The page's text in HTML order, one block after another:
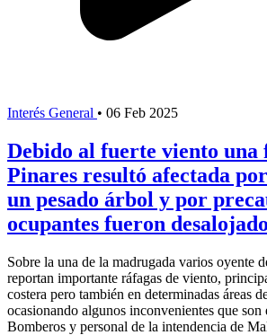
Interés General • 06 Feb 2025
Debido al fuerte viento una
Pinares resultó afectada
un pesado árbol y por
ocupantes fueron
Sobre la una de la madrugada varios oyente
reportan importante ráfagas de viento,
costera pero también en determinadas áreas
ocasionando algunos inconvenientes que son
Bomberos y personal de la intendencia de